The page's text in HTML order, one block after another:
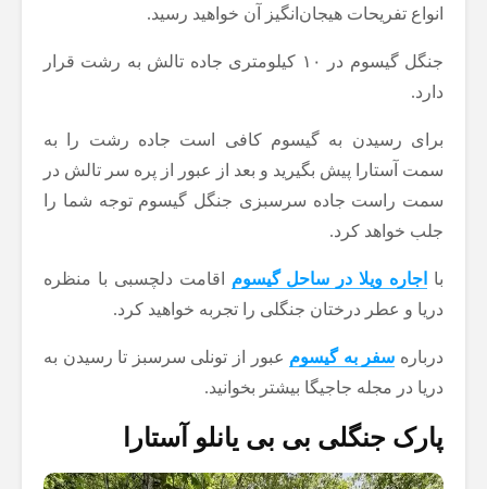
انواع تفریحات هیجان‌انگیز آن خواهید رسید.
جنگل گیسوم در ۱۰ کیلومتری جاده تالش به رشت قرار
دارد.
برای رسیدن به گیسوم کافی است جاده رشت را به
سمت آستارا پیش بگیرید و بعد از عبور از پره سر تالش در
سمت راست جاده سرسبزی جنگل گیسوم توجه شما را
جلب خواهد کرد.
با اجاره ویلا در ساحل گیسوم
اقامت دلچسبی با منظره
دریا و عطر درختان جنگلی را تجربه خواهید کرد.
درباره سفر به گیسوم عبور از تونلی سرسبز تا رسیدن به
دریا در مجله جاجیگا بیشتر بخوانید.
پارک جنگلی بی بی یانلو آستارا